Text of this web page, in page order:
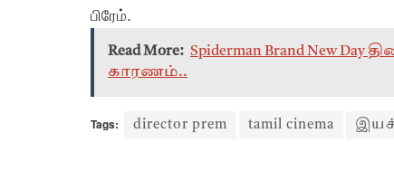
பிரேம்.
Read More: Spiderman Brand New
காரணம்..
Tags: director prem tamil cinema